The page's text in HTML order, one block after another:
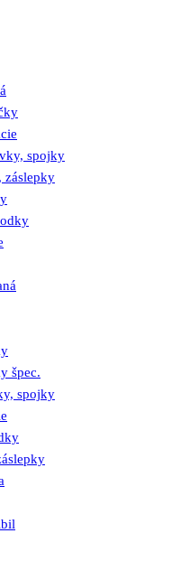
spojky
záslepky
špec.
spojky